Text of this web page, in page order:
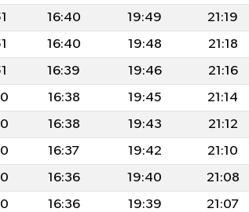
16:40 19:49
21:19
16:40 19:48
21:18
16:39 19:46
21:16
16:38 19:45
21:14
16:38 19:43
21:12
16:37 19:42
21:10
16:36 19:40
21:08
16:36 19:39
21:07